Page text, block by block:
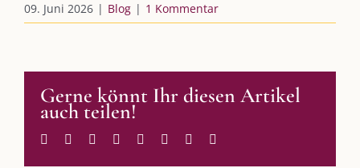
09. Juni 2026 | Blog | 1 Kommentar
Gerne könnt Ihr diesen Artikel
auch teilen!
Facebook
TwitterReddit LinkedInWhatsApp
TumblrPinterest
vkfk
AKTUELLES